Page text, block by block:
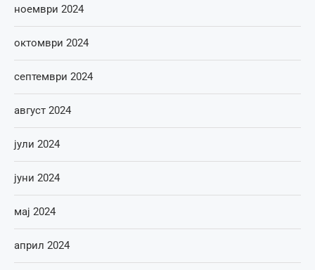
ноември 2024
октомври 2024
септември 2024
август 2024
јули 2024
јуни 2024
мај 2024
април 2024